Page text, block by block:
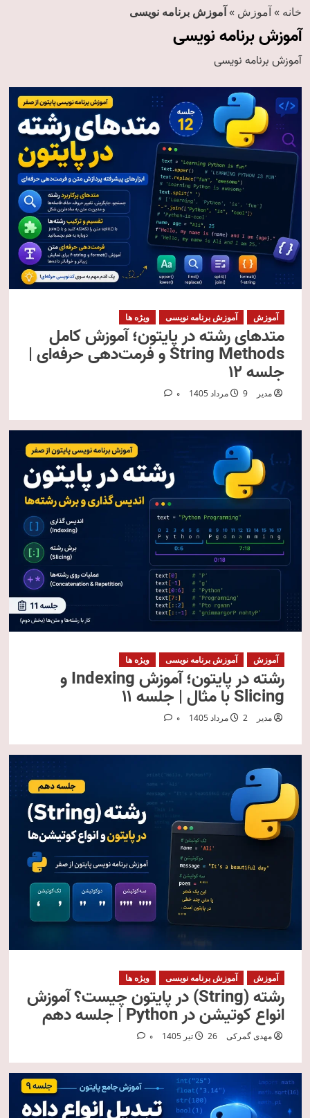
خانه »آموزش »آموزش برنامه نویسی
آموزش برنامه نویسی
آموزش برنامه نویسی
آموزش آموزش برنامه نویسی ویژه ها
متدهای رشته در پایتون؛ آموزش کامل
String Methods و فرمت‌دهی حرفه‌ای |
جلسه ۱۲
مدیر 9 مرداد 1405 0
آموزش آموزش برنامه نویسی ویژه ها
رشته در پایتون؛ آموزش Indexing و
Slicing با مثال | جلسه ۱۱
مدیر 2 مرداد 1405 0
آموزش آموزش برنامه نویسی ویژه ها
رشته (String) در پایتون چیست؟ آموزش
انواع کوتیشن در Python | جلسه دهم
مهدی گمرکی 26 تیر 1405 0